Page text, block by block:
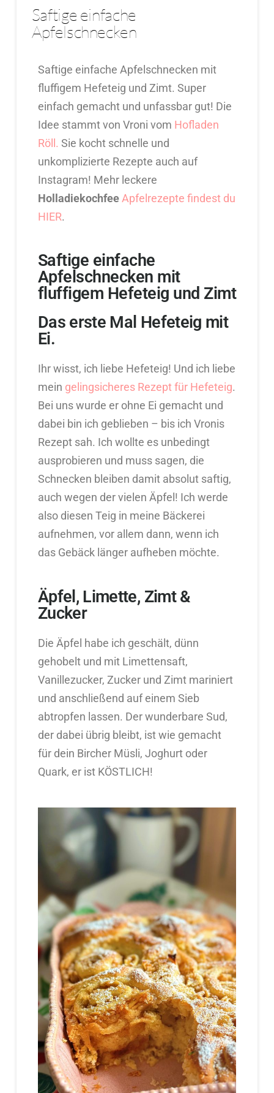
Saftige einfache
Apfelschnecken
Saftige einfache Apfelschnecken mit
fluffigem Hefeteig und Zimt. Super
einfach gemacht und unfassbar gut! Die
Idee stammt von Vroni vom Hofladen
Röll. Sie kocht schnelle und
unkomplizierte Rezepte auch auf
Instagram! Mehr leckere
Holladiekochfee Apfelrezepte findest du
HIER.
Saftige einfache
Apfelschnecken mit
fluffigem Hefeteig und Zimt
Das erste Mal Hefeteig mit
Ei.
Ihr wisst, ich liebe Hefeteig! Und ich liebe
mein gelingsicheres Rezept für Hefeteig.
Bei uns wurde er ohne Ei gemacht und
dabei bin ich geblieben – bis ich Vronis
Rezept sah. Ich wollte es unbedingt
ausprobieren und muss sagen, die
Schnecken bleiben damit absolut saftig,
auch wegen der vielen Äpfel! Ich werde
also diesen Teig in meine Bäckerei
aufnehmen, vor allem dann, wenn ich
das Gebäck länger aufheben möchte.
Äpfel, Limette, Zimt &
Zucker
Die Äpfel habe ich geschält, dünn
gehobelt und mit Limettensaft,
Vanillezucker, Zucker und Zimt mariniert
und anschließend auf einem Sieb
abtropfen lassen. Der wunderbare Sud,
der dabei übrig bleibt, ist wie gemacht
für dein Bircher Müsli, Joghurt oder
Quark, er ist KÖSTLICH!